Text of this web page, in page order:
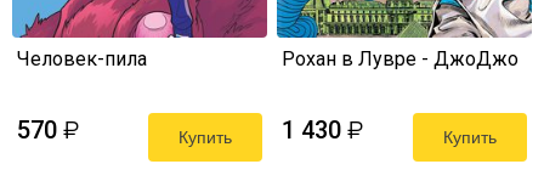
Человек-пила
570 ₽ Купить
Рохан в Лувре - ДжоДжо
1 430 ₽ Купить